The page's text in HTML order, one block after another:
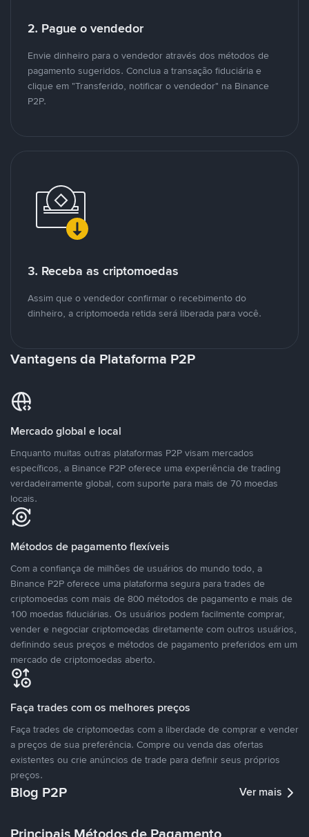
2. Pague o vendedor
Envie dinheiro para o vendedor através dos métodos de
pagamento sugeridos. Conclua a transação fiduciária e
clique em "Transferido, notificar o vendedor" na Binance
P2P.
3. Receba as criptomoedas
Assim que o vendedor confirmar o recebimento do
dinheiro, a criptomoeda retida será liberada para você.
Vantagens da Plataforma P2P
Mercado global e local
Enquanto muitas outras plataformas P2P visam mercados
específicos, a Binance P2P oferece uma experiência de trading
verdadeiramente global, com suporte para mais de 70 moedas
locais.
Métodos de pagamento flexíveis
Com a confiança de milhões de usuários do mundo todo, a
Binance P2P oferece uma plataforma segura para trades de
criptomoedas com mais de 800 métodos de pagamento e mais de
100 moedas fiduciárias. Os usuários podem facilmente comprar,
vender e negociar criptomoedas diretamente com outros usuários,
definindo seus preços e métodos de pagamento preferidos em um
mercado de criptomoedas aberto.
Faça trades com os melhores preços
Faça trades de criptomoedas com a liberdade de comprar e vender
a preços de sua preferência. Compre ou venda das ofertas
existentes ou crie anúncios de trade para definir seus próprios
preços.
Blog P2P Ver mais